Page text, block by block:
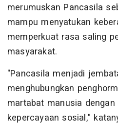
merumuskan Pancasila
mampu menyatukan
memperkuat rasa saling
masyarakat.
"Pancasila menjadi
menghubungkan
martabat manusia
kepercayaan sosial,"